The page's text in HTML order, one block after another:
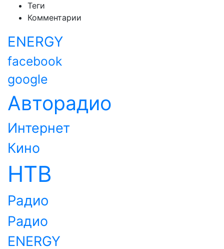
Теги
Комментарии
ENERGY
facebook
google
Авторадио
Интернет
Кино
НТВ
Радио
Радио
ENERGY